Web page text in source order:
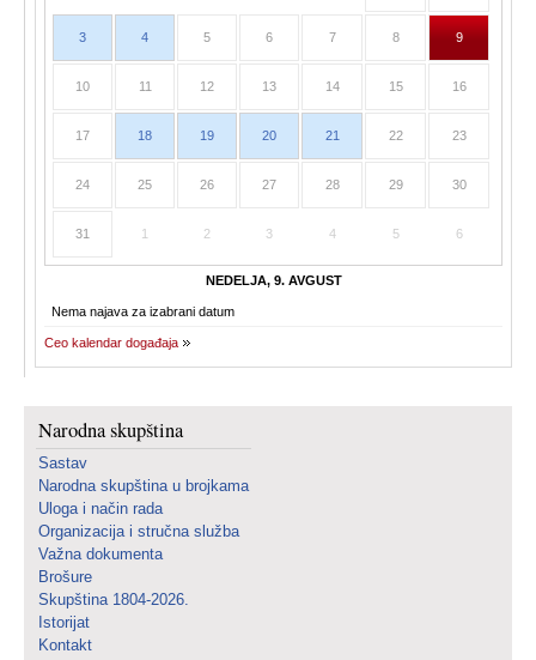
3 4 5 6 7 8 9
10 11 12 13 14 15 16
17 18 19 20 21 22 23
24 25 26 27 28 29 30
31 1 2 3 4 5 6
NEDELJA, 9. AVGUST
Nema najava za izabrani datum
Ceo kalendar događaja
Narodna skupština
Sastav
Narodna skupština u brojkama
Uloga i način rada
Organizacija i stručna služba
Važna dokumenta
Brošure
Skupština 1804-2026.
Istorijat
Kontakt